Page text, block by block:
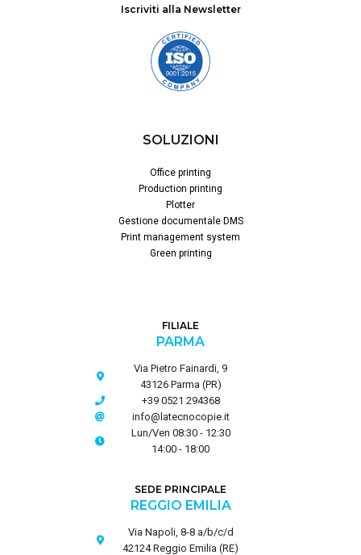
Iscriviti alla Newsletter
SOLUZIONI
Office printing
Production printing
Plotter
Gestione documentale DMS
Print management system
Green printing
FILIALE
PARMA
Via Pietro Fainardi, 9
43126 Parma (PR)
+39 0521 294368
info@latecnocopie.it
Lun/Ven 08:30 - 12:30
14:00 - 18:00
SEDE PRINCIPALE
REGGIO EMILIA
Via Napoli, 8-8 a/b/c/d
42124 Reggio Emilia (RE)